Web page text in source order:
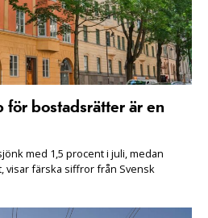
för bostadsrätter är en
med 1,5 procent i juli, medan
visar färska siffror från Svensk